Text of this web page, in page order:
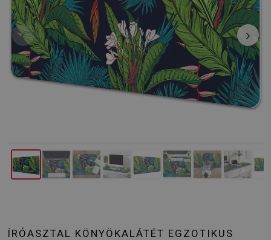
‹ ›
ÍRÓASZTAL KÖNYÖKALÁTÉT EGZOTIKUS